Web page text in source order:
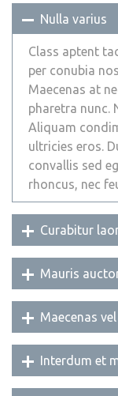
Nulla varius
Class aptent
per conubia
Maecenas at
pharetra nunc.
Aliquam
ultricies eros.
convallis sed
rhoncus, nec
Curabitur
Mauris
Maecenas
Interdum et